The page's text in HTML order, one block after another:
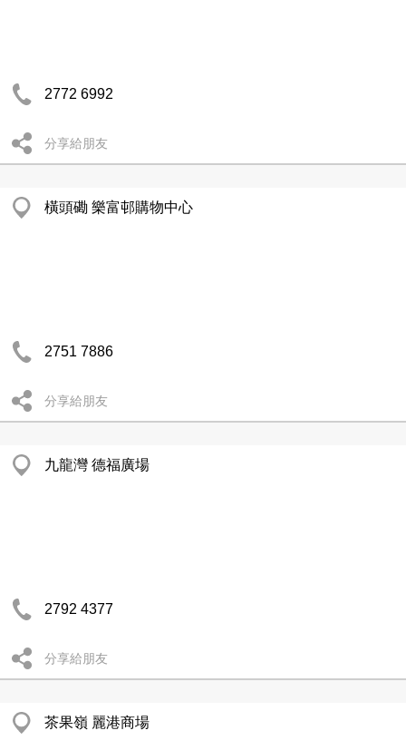
2772 6992
分享給朋友
橫頭磡 樂富邨購物中心
2751 7886
分享給朋友
九龍灣 德福廣場
2792 4377
分享給朋友
茶果嶺 麗港商場